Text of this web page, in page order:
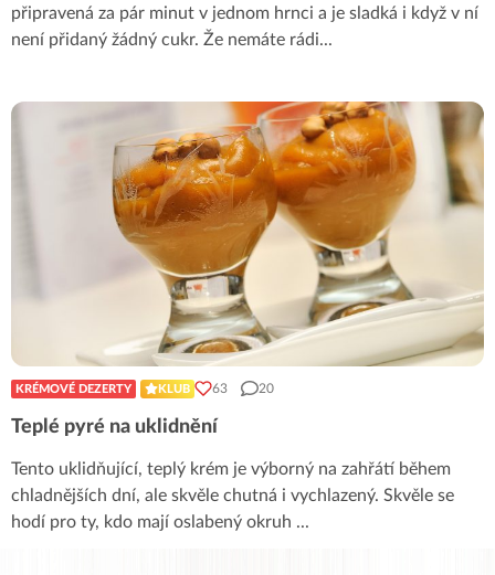
připravená za pár minut v jednom hrnci a je sladká i když v ní
není přidaný žádný cukr. Že nemáte rádi...
KRÉMOVÉ DEZERTY KLUB 63 20
Teplé pyré na uklidnění
Tento uklidňující, teplý krém je výborný na zahřátí během
chladnějších dní, ale skvěle chutná i vychlazený. Skvěle se
hodí pro ty, kdo mají oslabený okruh ...